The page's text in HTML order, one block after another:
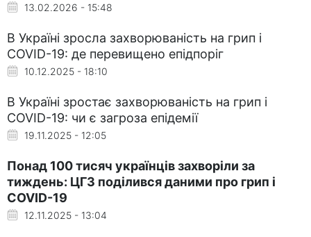
13.02.2026 - 15:48
В Україні зросла захворюваність на грип і
COVID-19: де перевищено епідпоріг
10.12.2025 - 18:10
В Україні зростає захворюваність на грип і
COVID-19: чи є загроза епідемії
19.11.2025 - 12:05
Понад 100 тисяч українців захворіли за
тиждень: ЦГЗ поділився даними про грип і
COVID-19
12.11.2025 - 13:04